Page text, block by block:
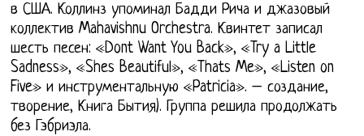
в США. Коллинз упоминал Бадди Рича и джазовый
коллектив Mahavishnu Orchestra. Квинтет записал
шесть песен: «Dont Want You Back», «Try a Little
Sadness», «Shes Beautiful», «Thats Me», «Listen on
Five» и инструментальную «Patricia». – создание,
творение, Книга Бытия). Группа решила продолжать
без Гэбриэла.